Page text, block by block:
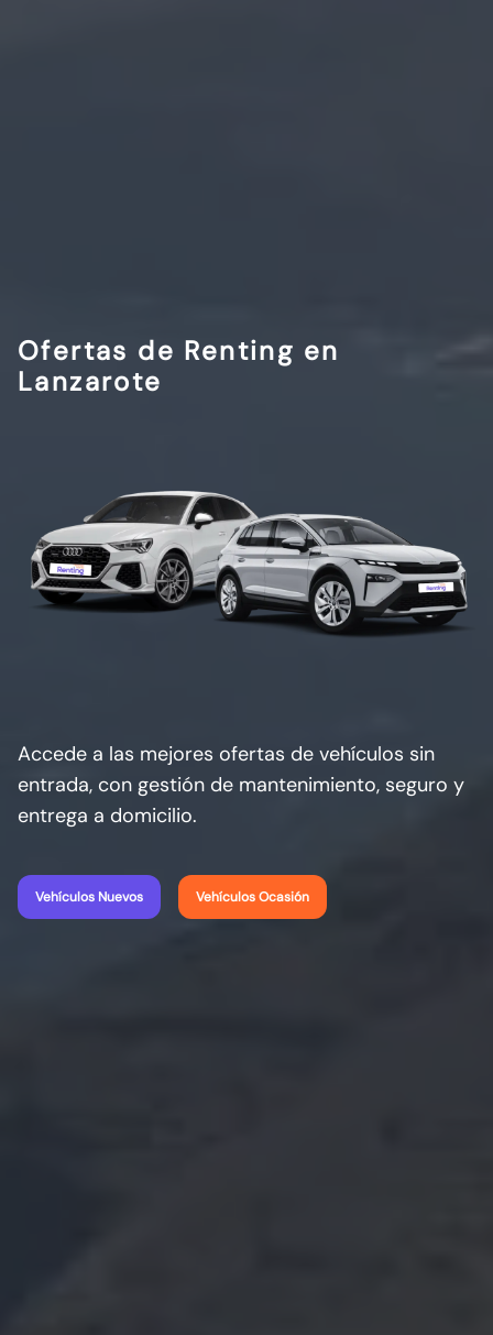
Ofertas de Renting en
Lanzarote
Accede a las mejores ofertas de vehículos sin
entrada, con gestión de mantenimiento, seguro y
entrega a domicilio.
Vehículos Nuevos Vehículos Ocasión